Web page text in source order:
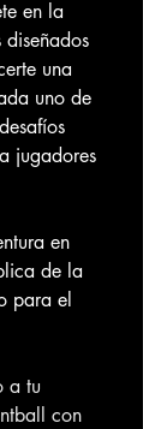
en la
diseñados
una
uno de
jugadores
en
de la
para el
a tu
con